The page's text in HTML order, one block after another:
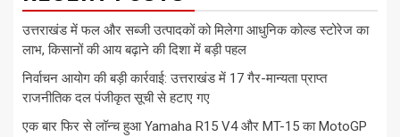
उत्तराखंड में फल और सब्जी उत्पादकों को मिलेगा आधुनिक कोल्ड स्टोरेज का
लाभ, किसानों की आय बढ़ाने की दिशा में बड़ी पहल
निर्वाचन आयोग की बड़ी कार्रवाई: उत्तराखंड में 17 गैर-मान्यता प्राप्त
राजनीतिक दल पंजीकृत सूची से हटाए गए
एक बार फिर से लॉन्च हुआ Yamaha R15 V4 और MT-15 का MotoGP